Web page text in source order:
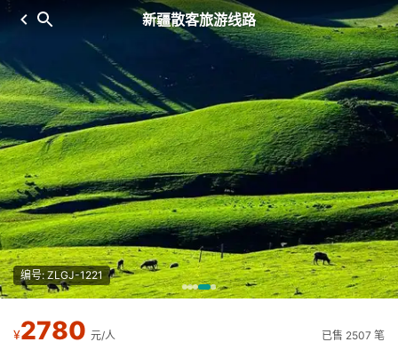
新疆散客旅游线路
编号: ZLGJ-1221
¥2780 元/人 已售 2507 笔